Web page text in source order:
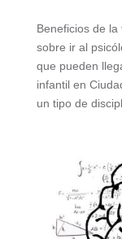
Beneficios de
sobre ir al
que pueden
infantil en
un tipo de